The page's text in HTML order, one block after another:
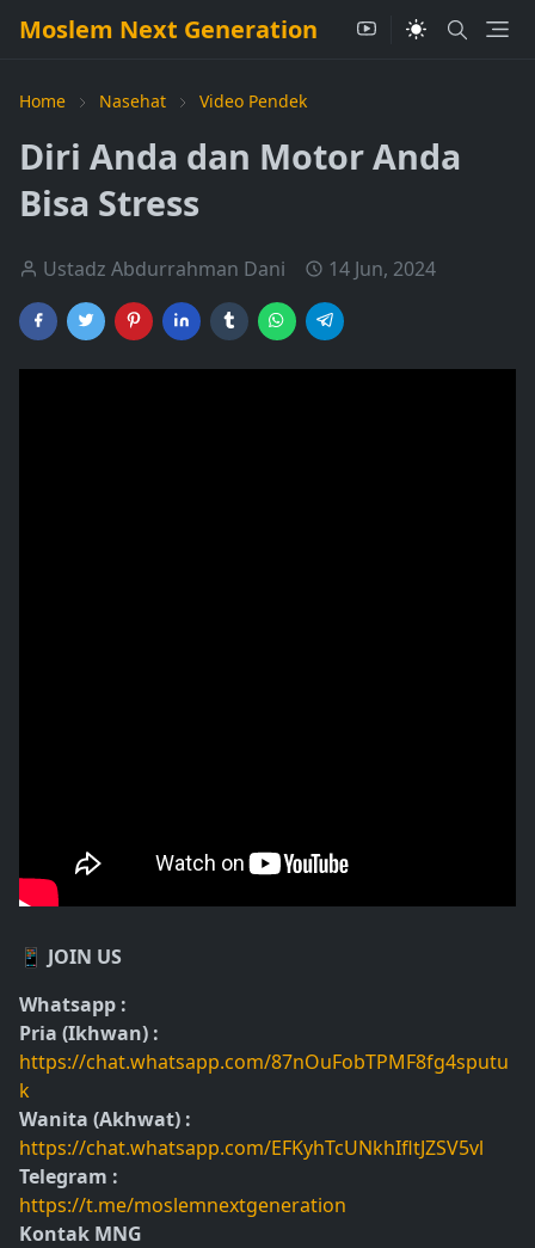
Moslem Next Generation
Home Nasehat Video Pendek
Diri Anda dan Motor Anda
Bisa Stress
Ustadz Abdurrahman Dani 14 Jun, 2024
📱 JOIN US
Whatsapp :
Pria (Ikhwan) :
https://chat.whatsapp.com/87nOuFobTPMF8fg4sputu
k
Wanita (Akhwat) :
https://chat.whatsapp.com/EFKyhTcUNkhIfltJZSV5vl
Telegram :
https://t.me/moslemnextgeneration
Kontak MNG